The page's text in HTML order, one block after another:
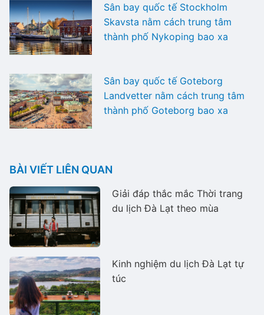
Sân bay quốc tế Stockholm
Skavsta nằm cách trung tâm
thành phố Nykoping bao xa
Sân bay quốc tế Goteborg
Landvetter nằm cách trung tâm
thành phố Goteborg bao xa
BÀI VIẾT LIÊN QUAN
Giải đáp thắc mắc Thời trang
du lịch Đà Lạt theo mùa
Kinh nghiệm du lịch Đà Lạt tự
túc